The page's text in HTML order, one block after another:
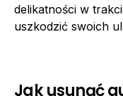
delikatności w
uszkodzić swoich
Jak usunąć